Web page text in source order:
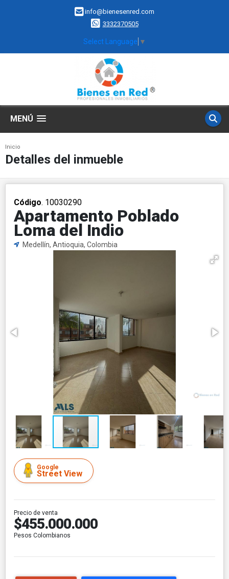
info@bienesenred.com
3332370505
Select Language ▼
MENÚ
Inicio
Detalles del inmueble
Código. 10030290
Apartamento Poblado
Loma del Indio
Medellín, Antioquia, Colombia
Google
Street View
Precio de venta
$455.000.000
Pesos Colombianos